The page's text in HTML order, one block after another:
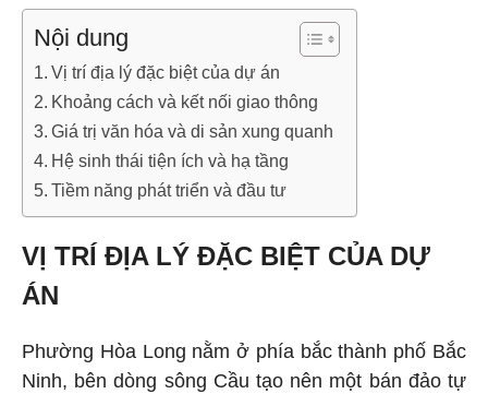
Nội dung
Vị trí địa lý đặc biệt của dự án
Khoảng cách và kết nối giao thông
Giá trị văn hóa và di sản xung quanh
Hệ sinh thái tiện ích và hạ tầng
Tiềm năng phát triển và đầu tư
VỊ TRÍ ĐỊA LÝ ĐẶC BIỆT CỦA DỰ
ÁN
Phường Hòa Long nằm ở phía bắc thành phố Bắc
Ninh, bên dòng sông Cầu tạo nên một bán đảo tự